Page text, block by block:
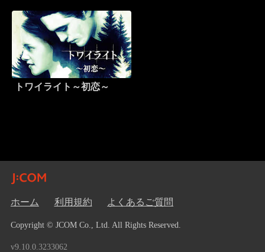
トワイライト～初恋～
ホーム 利用規約 よくあるご質問
Copyright © JCOM Co., Ltd. All Rights Reserved.
v9.10.0.3233062